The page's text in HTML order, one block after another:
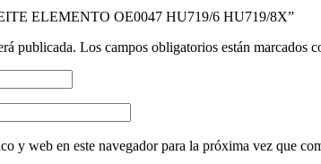
ELEMENTO OE0047 HU719/6 HU719/8X”
publicada. Los campos obligatorios están marcados
y web en este navegador para la próxima vez que